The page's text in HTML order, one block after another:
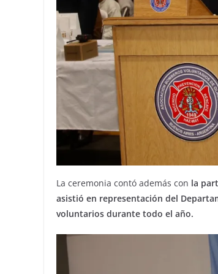
La ceremonia contó además con la
asistió en representación del
voluntarios durante todo el año.